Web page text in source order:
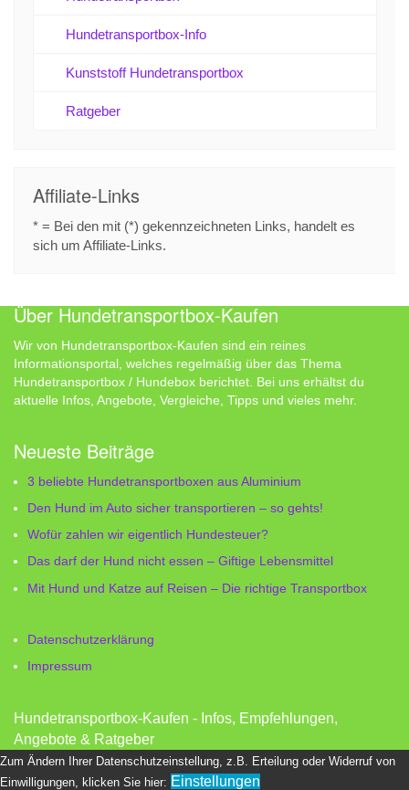
Hundetransportbox-Info
Kunststoff Hundetransportbox
Ratgeber
Affiliate-Links
* = Bei den mit (*) gekennzeichneten Links, handelt es
sich um Affiliate-Links.
Über Hundetransportbox-Kaufen
Wir von Hundetransportbox-Kaufen sind ein reines
Informationsportal, welches regelmäßig über das Thema
Hundetransportbox / Hundebox berichtet. Bei uns erhältst du
aktuelle Infos, Angebote, Vergleiche, Tipps und vieles mehr.
Neueste Beiträge
3 beliebte Hundetransportboxen aus Aluminium
Den Hund im Auto sicher transportieren – so gehts!
Wofür zahlen wir eigentlich Hundesteuer?
Das darf der Hund nicht essen – Giftige Lebensmittel
Mit Hund und Katze auf Reisen – Die richtige Transportbox
Datenschutzerklärung
Impressum
Hundetransportbox-Kaufen - Infos, Empfehlungen,
Angebote & Ratgeber
Zum Ändern Ihrer Datenschutzeinstellung, z.B. Erteilung oder Widerruf von
Einwilligungen, klicken Sie hier: Einstellungen